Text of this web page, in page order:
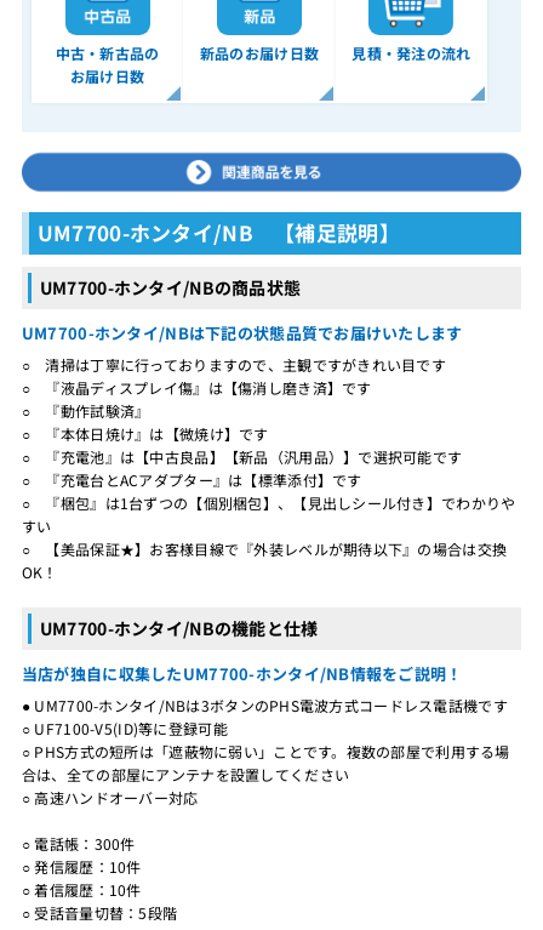
中古・新古品の
お届け日数
新品のお届け日数 見積・発注の流れ
UM7700-ホンタイ/NB 【補足説明】
UM7700-ホンタイ/NBの商品状態
UM7700-ホンタイ/NBは下記の状態品質でお届けいたします
○ 清掃は丁寧に行っておりますので、主観ですがきれい目です
○ 『液晶ディスプレイ傷』は【傷消し磨き済】です
○ 『動作試験済』
○ 『本体日焼け』は【微焼け】です
○ 『充電池』は【中古良品】【新品（汎用品）】で選択可能です
○ 『充電台とACアダプター』は【標準添付】です
○ 『梱包』は1台ずつの【個別梱包】、【見出しシール付き】でわかりや
すい
○ 【美品保証★】お客様目線で『外装レベルが期待以下』の場合は交換
OK！
UM7700-ホンタイ/NBの機能と仕様
当店が独自に収集したUM7700-ホンタイ/NB情報をご説明！
● UM7700-ホンタイ/NBは3ボタンのPHS電波方式コードレス電話機です
○ UF7100-V5(ID)等に登録可能
○ PHS方式の短所は「遮蔽物に弱い」ことです。複数の部屋で利用する場
合は、全ての部屋にアンテナを設置してください
○ 高速ハンドオーバー対応
○ 電話帳：300件
○ 発信履歴：10件
○ 着信履歴：10件
○ 受話音量切替：5段階